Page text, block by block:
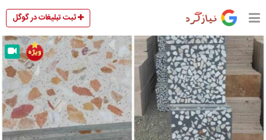
ثبت تبلیغات در گوگل